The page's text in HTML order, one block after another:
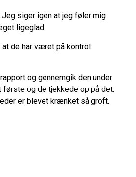
Jeg siger igen at jeg føler mig
ligeglad.
de har været på kontrol
og gennemgik den under
første og de tjekkede op på det.
er blevet krænket så groft.